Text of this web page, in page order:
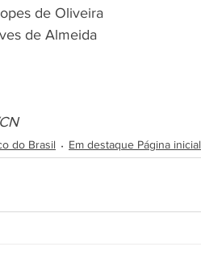
de Oliveira
de Almeida
do Brasil Em destaque Página inicial